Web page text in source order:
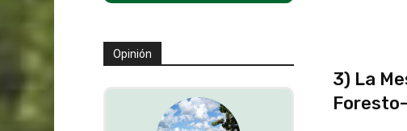
Opinión
3) La